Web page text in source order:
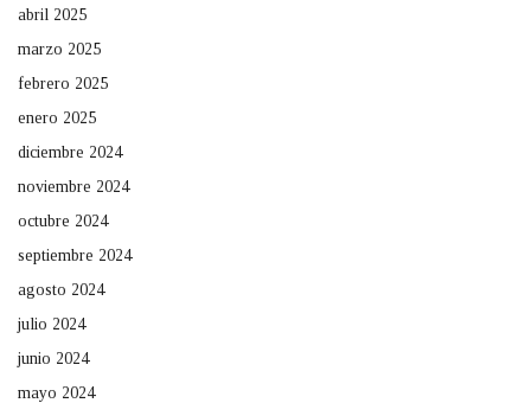
abril 2025
marzo 2025
febrero 2025
enero 2025
diciembre 2024
noviembre 2024
octubre 2024
septiembre 2024
agosto 2024
julio 2024
junio 2024
mayo 2024